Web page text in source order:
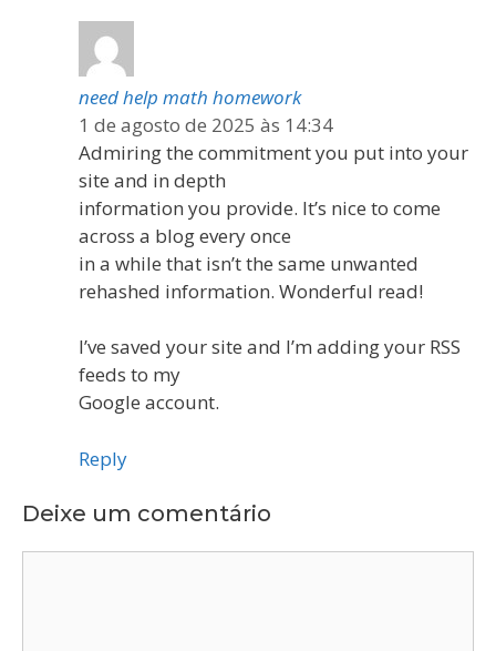
need help math homework
1 de agosto de 2025 às 14:34
Admiring the commitment you put into your
site and in depth
information you provide. It’s nice to come
across a blog every once
in a while that isn’t the same unwanted
rehashed information. Wonderful read!
I’ve saved your site and I’m adding your RSS
feeds to my
Google account.
Reply
Deixe um comentário